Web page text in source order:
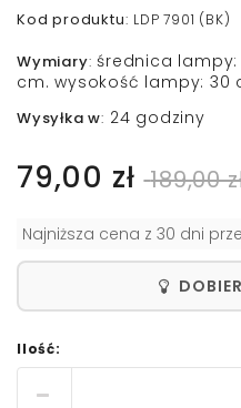
Kod produktu: LDP 7901 (BK)
Wymiary: średnica
cm. wysokość lampy: 30
Wysyłka w: 24 godziny
79,00 zł 189,00
Najniższa cena z 30 dni
Ilość: